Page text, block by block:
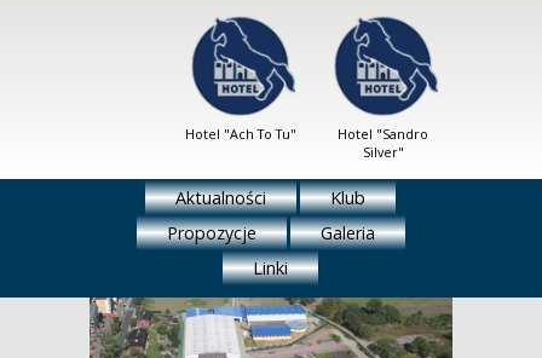
Hotel "Ach To Tu"
Hotel "Sandro
Silver"
Aktualności
Klub
Propozycje
Galeria
Linki